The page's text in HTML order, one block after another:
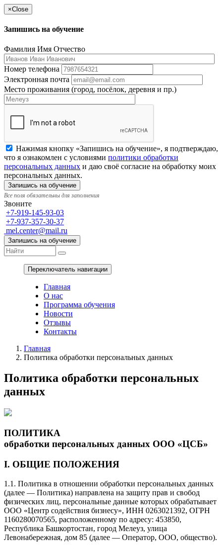
×Close
Запишись на обучение
Фамилия Имя Отчество
Номер телефона
Электронная почта
Место проживания (город, посёлок, деревня и пр.)
Нажимая кнопку «Запишись на обучение», я подтверждаю,
что я ознакомлен с условиями политики обработки
персональных данных и даю своё согласие на обработку моих
персональных данных.
Все поля обязательны для заполнения
Звоните
+7-919-145-93-03
+7-937-357-30-37
mel.center@mail.ru
Запишись на обучение
Переключатель навигации
Главная
О нас
Программа обучения
Новости
Отзывы
Контакты
Главная
Политика обработки персональных данных
Политика обработки персональных
данных
ПОЛИТИКА
обработки персональных данных ООО «ЦСБ»
I. ОБЩИЕ ПОЛОЖЕНИЯ
1.1. Политика в отношении обработки персональных данных
(далее — Политика) направлена на защиту прав и свобод
физических лиц, персональные данные которых обрабатывает
ООО «Центр содействия бизнесу», ИНН 0263021392, ОГРН
1160280070565, расположенному по адресу: 453850,
Республика Башкортостан, город Мелеуз, улица
Левонабережная, дом 85 (далее — Оператор, ООО, общество).